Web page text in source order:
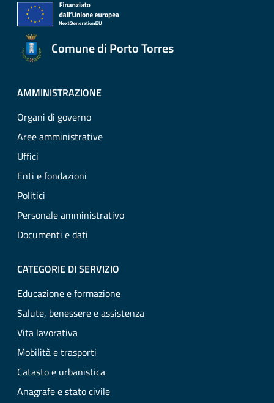
Comune di Porto Torres
AMMINISTRAZIONE
Organi di governo
Aree amministrative
Uffici
Enti e fondazioni
Politici
Personale amministrativo
Documenti e dati
CATEGORIE DI SERVIZIO
Educazione e formazione
Salute, benessere e assistenza
Vita lavorativa
Mobilità e trasporti
Catasto e urbanistica
Anagrafe e stato civile